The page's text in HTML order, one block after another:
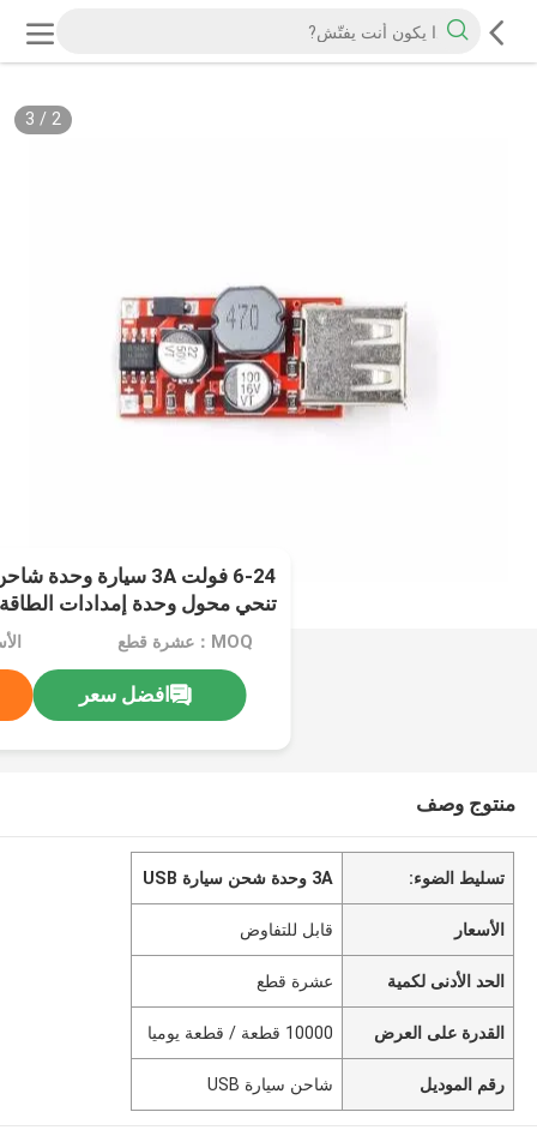
3
/
3
تنحي محول وحدة إمدادات
MOQ：عشرة قطع
افضل سعر
منتوج وصف
تسليط الضوء: 3A وحدة شحن سيارة USB
الأسعار قابل للتفاوض
الحد الأدنى لكمية عشرة قطع
القدرة على العرض 10000 قطعة / قطعة يوميا
رقم الموديل شاحن سيارة USB